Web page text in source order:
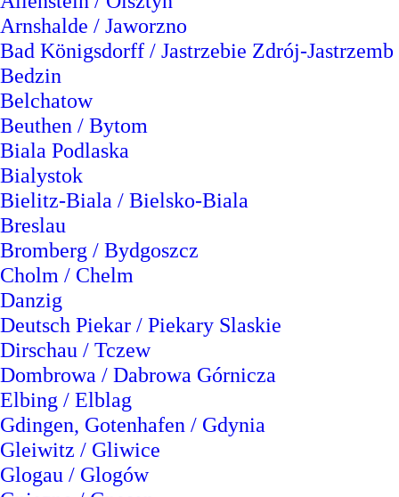
Arnshalde / Jaworzno
Bad Königsdorff / Jastrzebie Zdrój-Jastrzemb
Bedzin
Belchatow
Beuthen / Bytom
Biala Podlaska
Bialystok
Bielitz-Biala / Bielsko-Biala
Breslau
Bromberg / Bydgoszcz
Cholm / Chelm
Danzig
Deutsch Piekar / Piekary Slaskie
Dirschau / Tczew
Dombrowa / Dabrowa Górnicza
Elbing / Elblag
Gdingen, Gotenhafen / Gdynia
Gleiwitz / Gliwice
Glogau / Glogów